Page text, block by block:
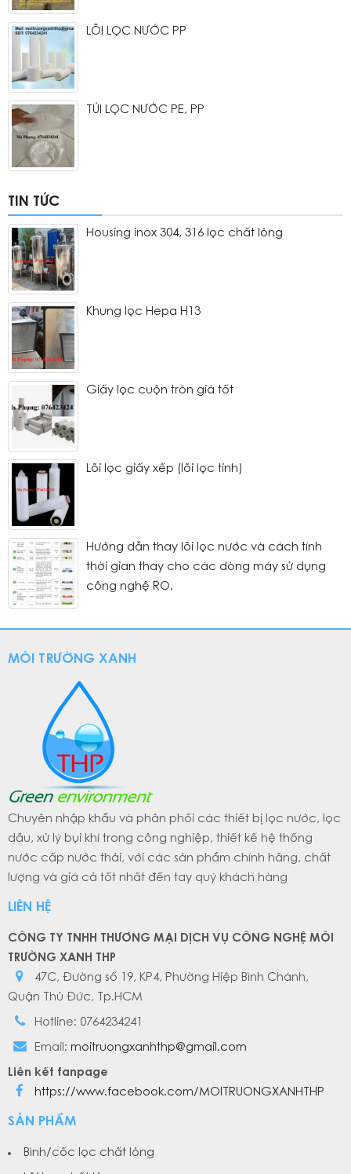
LÕI LỌC NƯỚC PP
TÚI LỌC NƯỚC PE, PP
TIN TỨC
Housing inox 304, 316 lọc chất lỏng
Khung lọc Hepa H13
Giấy lọc cuộn tròn giá tốt
Lõi lọc giấy xếp (lõi lọc tinh)
Hướng dẫn thay lõi lọc nước và cách tính
thời gian thay cho các dòng máy sử dụng
công nghệ RO.
MÔI TRƯỜNG XANH
Chuyên nhập khẩu và phân phối các thiết bị lọc nước, lọc
dầu, xử lý bụi khí trong công nghiệp, thiết kế hệ thống
nước cấp nước thải, với các sản phẩm chính hãng, chất
lượng và giá cả tốt nhất đến tay quý khách hàng
LIÊN HỆ
CÔNG TY TNHH THƯƠNG MẠI DỊCH VỤ CÔNG NGHỆ MÔI
TRƯỜNG XANH THP
47C, Đường số 19, KP4, Phường Hiệp Bình Chánh,
Quận Thủ Đức, Tp.HCM
Hotline: 0764234241
Email: moitruongxanhthp@gmail.com
Liên kết fanpage
https://www.facebook.com/MOITRUONGXANHTHP
SẢN PHẨM
Bình/cốc lọc chất lỏng